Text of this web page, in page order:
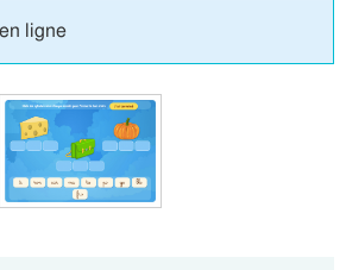
ligne